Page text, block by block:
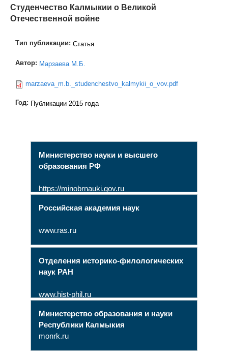
Студенчество Калмыкии о Великой
Отечественной войне
Тип публикации: Статья
Автор: Марзаева М.Б.
marzaeva_m.b._studenchestvo_kalmykii_o_vov.pdf
Год: Публикации 2015 года
Министерство науки и высшего
образования РФ
https://minobrnauki.gov.ru
Российская академия наук
www.ras.ru
Отделения историко-филологических
наук РАН
www.hist-phil.ru
Министерство образования и науки
Республики Калмыкия
monrk.ru